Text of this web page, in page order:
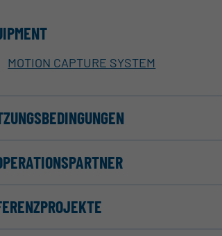
MOTION CAPTURE SYSTEM